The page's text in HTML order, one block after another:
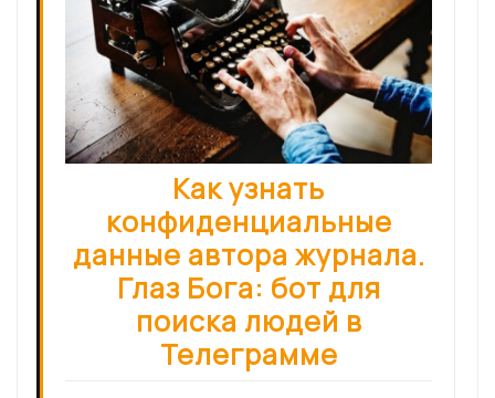
Как узнать
конфиденциальные
данные автора журнала.
Глаз Бога: бот для
поиска людей в
Телеграмме